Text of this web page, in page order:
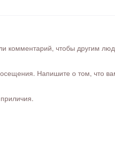
комментарий, чтобы другим
Напишите о том, что